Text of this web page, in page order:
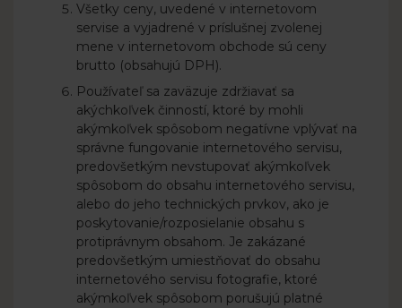
Všetky ceny, uvedené v internetovom
servise a vyjadrené v príslušnej zvolenej
mene v internetovom obchode sú ceny
brutto (obsahujú DPH).
Používateľ sa zaväzuje zdržiavať sa
akýchkoľvek činností, ktoré by mohli
akýmkoľvek spôsobom negatívne vplývať na
správne fungovanie internetového servisu,
predovšetkým nevstupovať akýmkoľvek
spôsobom do obsahu internetového servisu,
alebo do jeho technických prvkov, ako je
poskytovanie/rozposielanie obsahu s
protiprávnym obsahom. Je zakázané
predovšetkým umiestňovať do obsahu
internetového servisu fotografie, ktoré
akýmkoľvek spôsobom porušujú platné